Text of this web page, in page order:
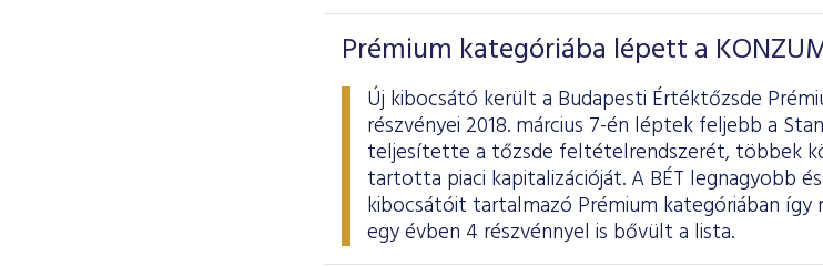
Prémium kategóriába lépett a
Új kibocsátó került a Budapesti Értéktőzsde
részvényei 2018. március 7-én léptek feljebb a
teljesítette a tőzsde feltételrendszerét, többek
tartotta piaci kapitalizációját. A BÉT legnagyobb
kibocsátóit tartalmazó Prémium kategóriában
egy évben 4 részvénnyel is bővült a lista.